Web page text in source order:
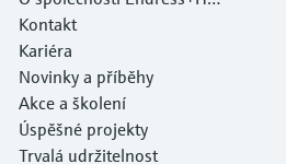
user
Kontakt
Kariéra
Novinky a příběhy
Akce a školení
Úspěšné projekty
Trvalá udržitelnost